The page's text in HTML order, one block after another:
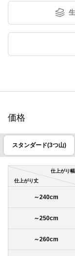
価格
スタンダード(3つ山)
仕上がり幅
仕上がり丈
～240cm
～250cm
～260cm